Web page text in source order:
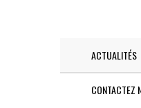
Main
ACTUALITÉS
CONTACTEZ